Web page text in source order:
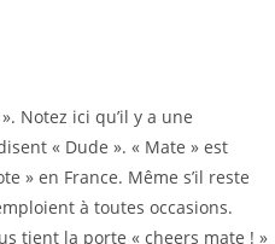
Notez ici qu’il y a une
« Dude ». « Mate » est
» en France. Même s’il reste
à toutes occasions.
tient la porte « cheers mate ! »